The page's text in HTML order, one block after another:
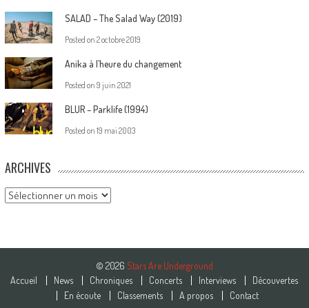
SALAD – The Salad Way (2019)
Posted on 2 octobre 2019
Anika à l’heure du changement
Posted on 9 juin 2021
BLUR – Parklife (1994)
Posted on 19 mai 2003
ARCHIVES
Archives
© 2026 Stars Are Underground
Accueil
News Chroniques Concerts Interviews
Découvertes
En écoute
Classements A propos Contact